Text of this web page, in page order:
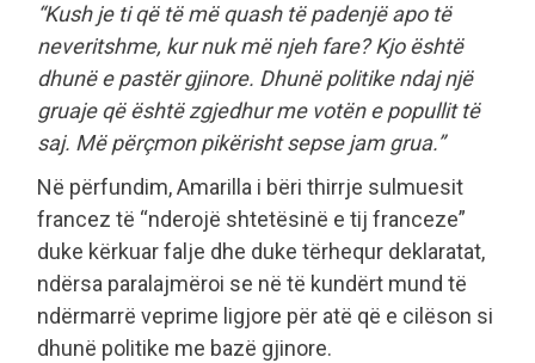
“Kush je ti që të më quash të padenjë apo të
neveritshme, kur nuk më njeh fare? Kjo është
dhunë e pastër gjinore. Dhunë politike ndaj një
gruaje që është zgjedhur me votën e popullit të
saj. Më përçmon pikërisht sepse jam grua.”
Në përfundim, Amarilla i bëri thirrje sulmuesit
francez të “nderojë shtetësinë e tij franceze”
duke kërkuar falje dhe duke tërhequr deklaratat,
ndërsa paralajmëroi se në të kundërt mund të
ndërmarrë veprime ligjore për atë që e cilëson si
dhunë politike me bazë gjinore.